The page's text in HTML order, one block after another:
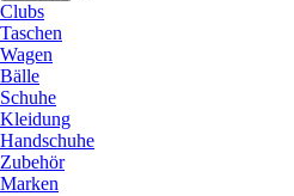
Clubs
Taschen
Wagen
Bälle
Schuhe
Kleidung
Handschuhe
Zubehör
Marken